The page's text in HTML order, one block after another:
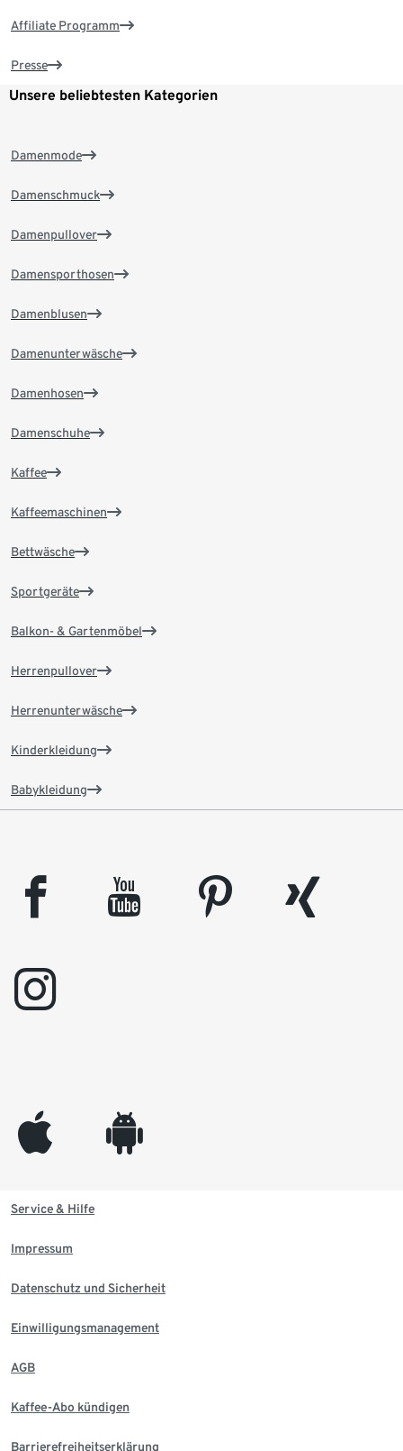
Affiliate Programm
Presse
Unsere beliebtesten Kategorien
Damenmode
Damenschmuck
Damenpullover
Damensporthosen
Damenblusen
Damenunterwäsche
Damenhosen
Damenschuhe
Kaffee
Kaffeemaschinen
Bettwäsche
Sportgeräte
Balkon- & Gartenmöbel
Herrenpullover
Herrenunterwäsche
Kinderkleidung
Babykleidung
facebook youtube pinterest
xing
instagram
appleinc android
Service & Hilfe
Impressum
Datenschutz und Sicherheit
Einwilligungsmanagement
AGB
Kaffee-Abo kündigen
Barrierefreiheitserklärung